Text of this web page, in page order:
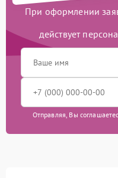
При оформлении
действует
Отправляя, Вы